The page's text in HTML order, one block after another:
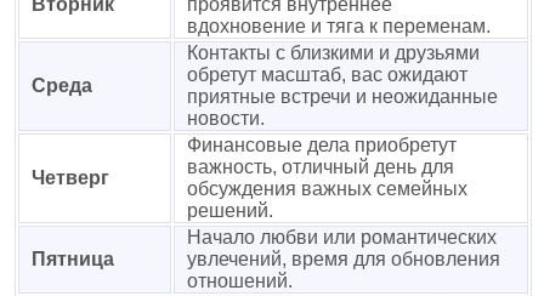
Вторник
проявится внутреннее
вдохновение и тяга к переменам.
Среда
Контакты с близкими и друзьями
обретут масштаб, вас ожидают
приятные встречи и неожиданные
новости.
Четверг
Финансовые дела приобретут
важность, отличный день для
обсуждения важных семейных
решений.
Пятница
Начало любви или романтических
увлечений, время для обновления
отношений.